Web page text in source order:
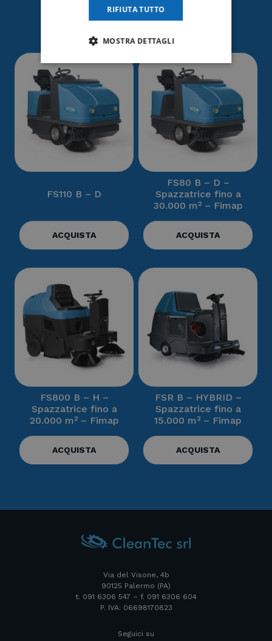
interessare
FS110 B – D
ACQUISTA
FS80 B – D –
Spazzatrice fino a
30.000 m² – Fimap
ACQUISTA
FS800 B – H –
Spazzatrice fino a
20.000 m² – Fimap
ACQUISTA
FSR B – HYBRID –
Spazzatrice fino a
15.000 m² – Fimap
ACQUISTA
Via del Visone, 4b
90125 Palermo (PA)
t. 091 6306 547 – f. 091 6306 604
P. IVA: 06698170823
Seguici su
RIFIUTA TUTTO
MOSTRA DETTAGLI